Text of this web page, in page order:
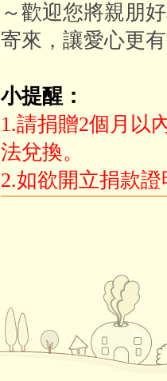
～歡迎您將親朋
寄來，讓愛心更
小提醒：
1.請捐贈2個月以
法兌換。
2.如欲開立捐款